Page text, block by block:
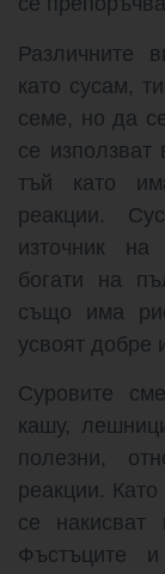
Различните
като сусам,
семе, но да
се
тъй като
реакции.
източник
богати на
също има
усвоят добре
Суровите
кашу,
полезни,
реакции.
се накисват
Фъстъците